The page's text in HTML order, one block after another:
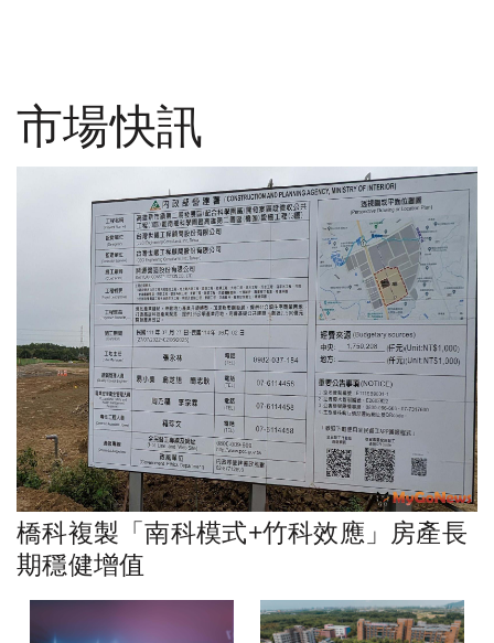
市場快訊
橋科複製「南科模式+竹科效應」房產長
期穩健增值